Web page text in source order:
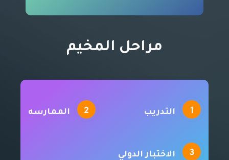
مراحل المخيم
التدريب الممارسه
الاختبار الدولي